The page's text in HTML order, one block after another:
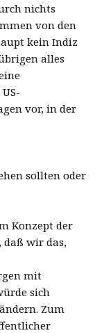
nichts
von den
kein Indiz
alles
vor, in der
sollten oder
Konzept der
wir das,
mit
sich
Zum